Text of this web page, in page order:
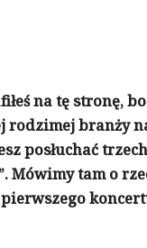
na tę stronę,
rodzimej branży
posłuchać
Mówimy tam o